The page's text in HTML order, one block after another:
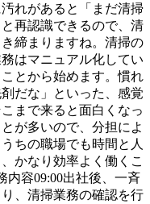
れがあると「まだ清掃
再認識できるので、清
締まりますね。清掃の
はマニュアル化してい
とから始めます。慣れ
だな」といった、感覚
まで来ると面白くなっ
が多いので、分担によ
ちの職場でも時間と人
かなり効率よく働くこ
内容09:00出社後、一斉
、清掃業務の確認を行